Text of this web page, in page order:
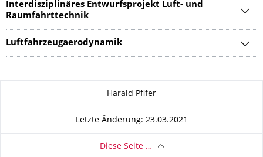
Interdisziplinäres Entwurfsprojekt Luft- und
Raumfahrttechnik
Luftfahrzeugaerodynamik
Harald Pfifer
Letzte Änderung: 23.03.2021
Diese Seite …